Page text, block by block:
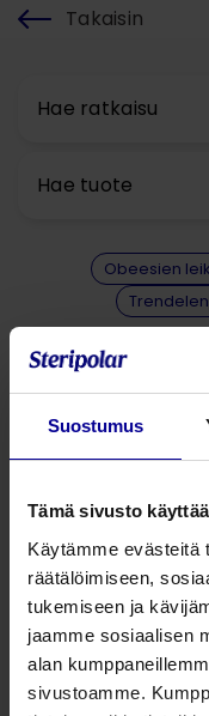
Suostumus
Tämä sivusto
Käytämme evästeitä
räätälöimiseen,
tukemiseen ja
jaamme sosiaalisen
alan
sivustoamme.
Hae ratkaisu
Hae tuote
Takaisin
Obeesien
Pink Pad -
tätä. Ne vähentävät
painevammojen tai
leikkausasennoissa